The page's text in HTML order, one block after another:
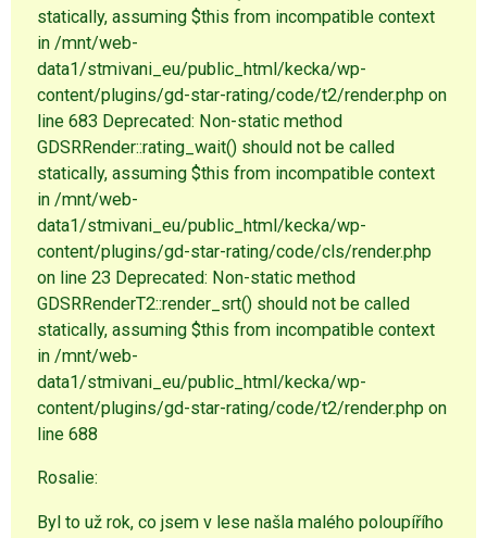
statically, assuming $this from incompatible context
in /mnt/web-
data1/stmivani_eu/public_html/kecka/wp-
content/plugins/gd-star-rating/code/t2/render.php on
line 683 Deprecated: Non-static method
GDSRRender::rating_wait() should not be called
statically, assuming $this from incompatible context
in /mnt/web-
data1/stmivani_eu/public_html/kecka/wp-
content/plugins/gd-star-rating/code/cls/render.php
on line 23 Deprecated: Non-static method
GDSRRenderT2::render_srt() should not be called
statically, assuming $this from incompatible context
in /mnt/web-
data1/stmivani_eu/public_html/kecka/wp-
content/plugins/gd-star-rating/code/t2/render.php on
line 688
Rosalie:
Byl to už rok, co jsem v lese našla malého poloupířího